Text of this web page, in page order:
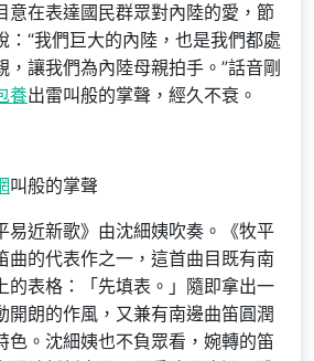
意在表達國民群眾對內陸的愛，節
：“我們巨大的內陸，也是我們都處
，讓我們為內陸母親拍手。”話音剛
養出雷叫般的掌聲，經久不衰。
叫般的掌聲
近新歌》由沈細姨吹奏。《牧平
曲的代表作之一，這首曲目既有南
的表格：「先填表。」隨即拿出一
開朗的作風，又兼有南邊曲笛圓潤
色。沈細姨也不負眾看，婉轉的笛